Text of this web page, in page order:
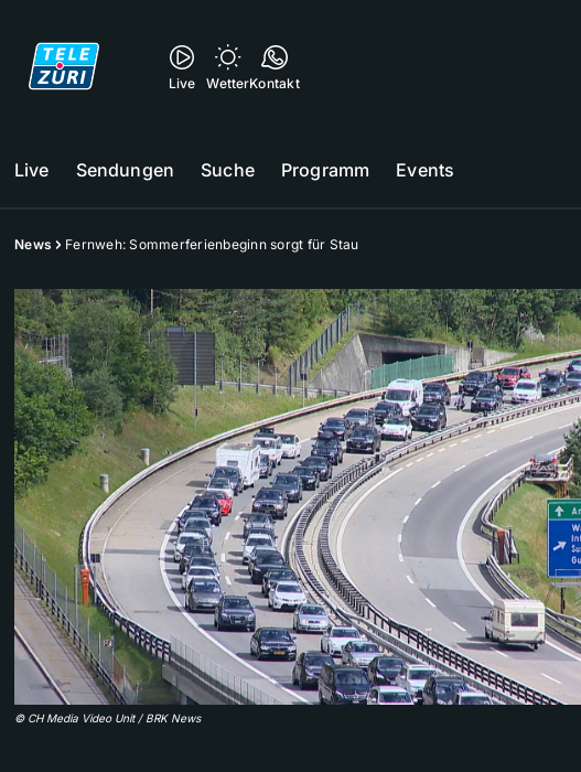
Live WetterKontakt
Live Sendungen Suche Programm Events
News Fernweh: Sommerferienbeginn sorgt für Stau
© CH Media Video Unit / BRK News